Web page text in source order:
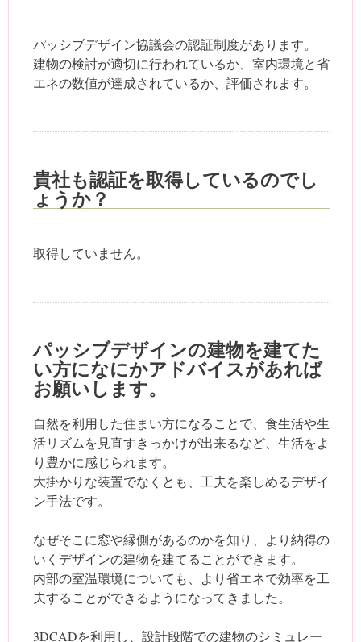
パッシブデザイン協議会の認証制度があります。
建物の検討が適切に行われているか、室内環境と省
エネの数値が達成されているか、評価されます。
貴社も認証を取得しているのでし
ょうか？
取得していません。
パッシブデザインの建物を建てた
い方になにかアドバイスがあれば
お願いします。
自然を利用した住まい方になることで、食生活や生
活リズムを見直すきっかけが出来るなど、生活をよ
り豊かに感じられます。
大掛かりな装置でなくとも、工夫を楽しめるデザイ
ン手法です。
なぜそこに窓や縁側があるのかを知り、より納得の
いくデザインの建物を建てることができます。
内部の室温環境についても、より省エネで効率を工
夫することができるようになってきました。
3DCADを利用し、設計段階での建物のシミュレー